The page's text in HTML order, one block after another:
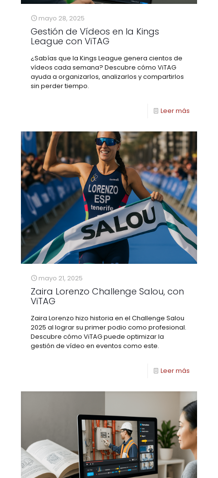
mayo 28, 2025
Gestión de Vídeos en la Kings
League con ViTAG
¿Sabías que la Kings League genera cientos de
vídeos cada semana? Descubre cómo ViTAG
ayuda a organizarlos, analizarlos y compartirlos
sin perder tiempo.
Leer más
mayo 21, 2025
Zaira Lorenzo Challenge Salou, con
ViTAG
Zaira Lorenzo hizo historia en el Challenge Salou
2025 al lograr su primer podio como profesional.
Descubre cómo ViTAG puede optimizar la
gestión de vídeo en eventos como este.
Leer más